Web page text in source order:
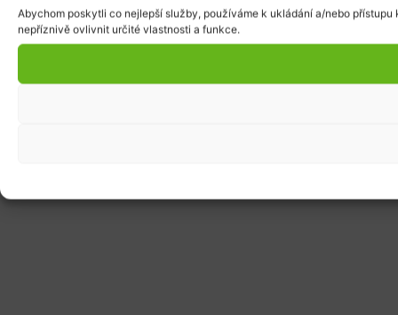
Abychom poskytli co nejlepší služby, používáme k ukládání a/nebo
nepříznivě ovlivnit určité vlastnosti a funkce.